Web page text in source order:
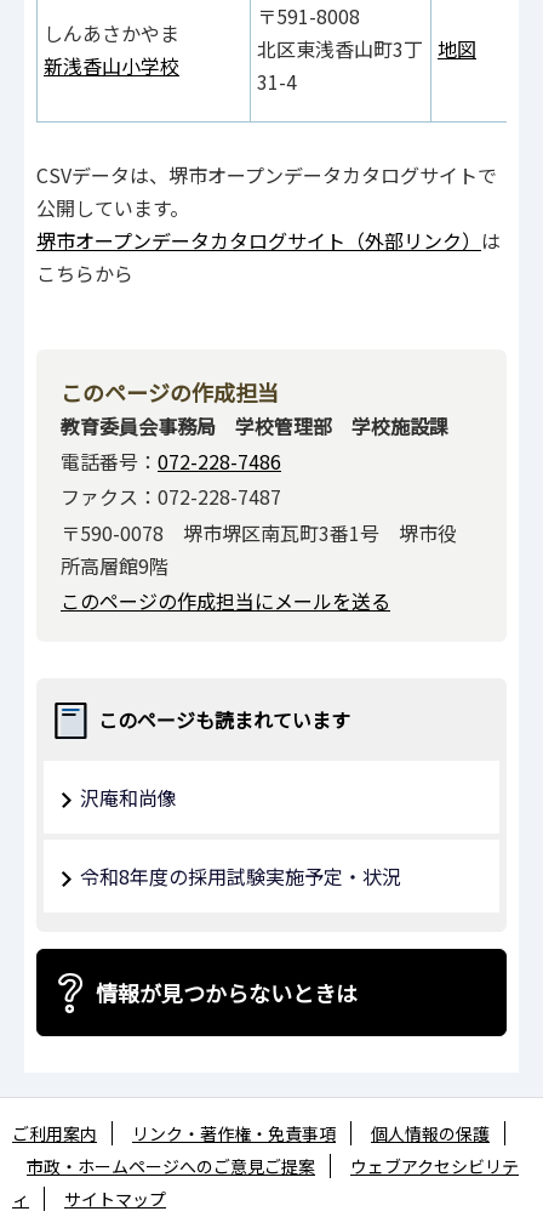
しんあさかやま
新浅香山小学校
〒591-8008
北区東浅香山町3丁
31-4
地図
CSVデータは、堺市オープンデータカタログサイトで
公開しています。
堺市オープンデータカタログサイト（外部リンク） は
こちらから
このページの作成担当
教育委員会事務局 学校管理部 学校施設課
電話番号： 072-228-7486
ファクス：072-228-7487
〒590-0078 堺市堺区南瓦町3番1号 堺市役
所高層館9階
このページの作成担当にメールを送る
このページも読まれています
沢庵和尚像
令和8年度の採用試験実施予定・状況
情報が見つからないときは
ご利用案内 リンク・著作権・免責事項
個人情報の保護
市政・ホームページへのご意見ご提案
ウェブアクセシビリテ
ィ
サイトマップ